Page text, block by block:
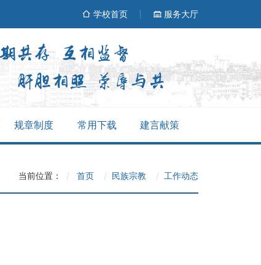
学校首页 服务大厅
规章制度 常用下载 建言献策
当前位置： 首页 民族宗教 工作动态